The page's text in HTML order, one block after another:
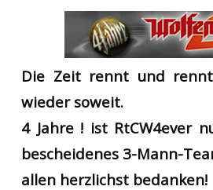
ET:QW Movies
DB Misc
Wolfenstein Movies
ET Scene
ET:QW Scene
General News
Game News
PC Hard + Software
Die Zeit rennt und
wieder soweit.
4 Jahre ! ist RtCW4ever
bescheidenes 3-Mann-
allen herzlichst bedanken!